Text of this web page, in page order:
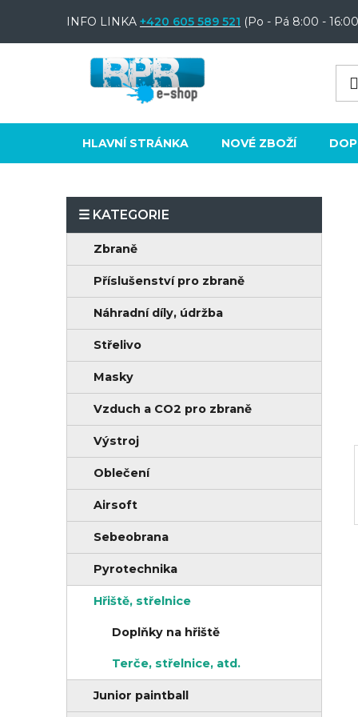
INFO LINKA +420 605 589 521 (Po - Pá 8:00 -
HLAVNÍ STRÁNKA NOVÉ ZBOŽÍ
P
o
a
n
p
a
Přeskočit
kategorie
a
g
r
Zbraně
Příslušenství pro zbraně
Náhradní díly, údržba
Střelivo
Masky
Vzduch a CO2 pro zbraně
Výstroj
Oblečení
Airsoft
Sebeobrana
Pyrotechnika
Hřiště, střelnice
Doplňky na hřiště
Terče, střelnice, atd.
Junior paintball